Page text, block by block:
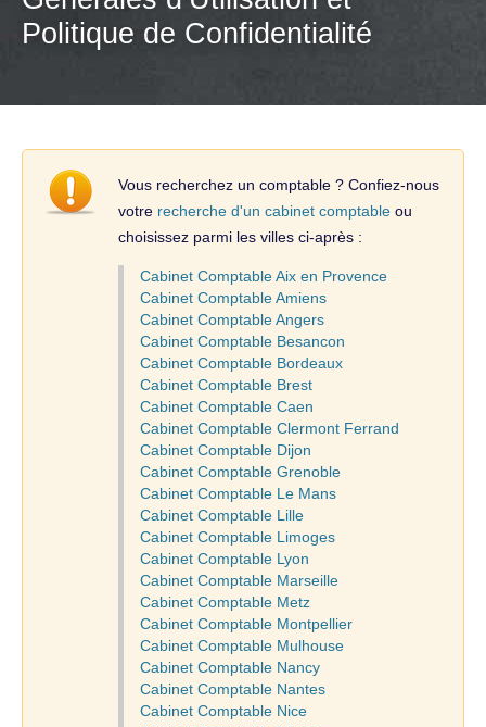
Politique de Confidentialité
Vous recherchez un comptable ? Confiez-nous
votre recherche d'un cabinet comptable ou
choisissez parmi les villes ci-après :
Cabinet Comptable Aix en Provence
Cabinet Comptable Amiens
Cabinet Comptable Angers
Cabinet Comptable Besancon
Cabinet Comptable Bordeaux
Cabinet Comptable Brest
Cabinet Comptable Caen
Cabinet Comptable Clermont Ferrand
Cabinet Comptable Dijon
Cabinet Comptable Grenoble
Cabinet Comptable Le Mans
Cabinet Comptable Lille
Cabinet Comptable Limoges
Cabinet Comptable Lyon
Cabinet Comptable Marseille
Cabinet Comptable Metz
Cabinet Comptable Montpellier
Cabinet Comptable Mulhouse
Cabinet Comptable Nancy
Cabinet Comptable Nantes
Cabinet Comptable Nice